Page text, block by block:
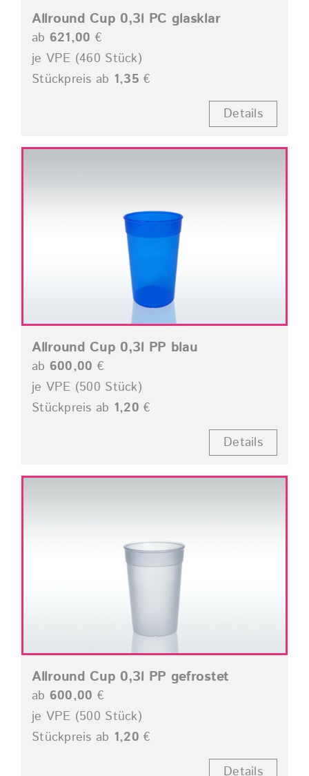
Allround Cup 0,3l PC glasklar
ab 621,00 €
je VPE (460 Stück)
Stückpreis ab 1,35 €
Details
Allround Cup 0,3l PP blau
ab 600,00 €
je VPE (500 Stück)
Stückpreis ab 1,20 €
Details
Allround Cup 0,3l PP gefrostet
ab 600,00 €
je VPE (500 Stück)
Stückpreis ab 1,20 €
Details